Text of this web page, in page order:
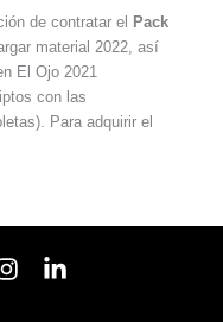
de contratar el
Pack
material 2022, así
El Ojo 2021
con las
Para adquirir el